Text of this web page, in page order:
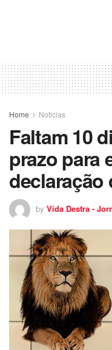
Home Noticias
Faltam 10
prazo para
declaração
by Vida Destra -